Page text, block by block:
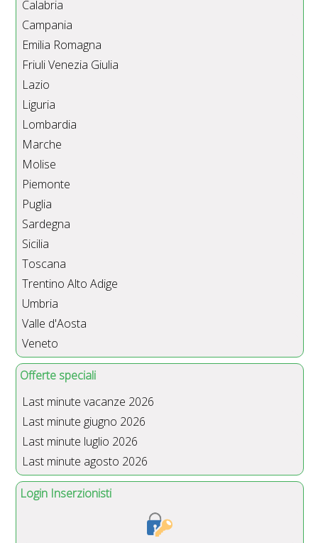
Calabria
Campania
Emilia Romagna
Friuli Venezia Giulia
Lazio
Liguria
Lombardia
Marche
Molise
Piemonte
Puglia
Sardegna
Sicilia
Toscana
Trentino Alto Adige
Umbria
Valle d'Aosta
Veneto
Offerte speciali
Last minute vacanze 2026
Last minute giugno 2026
Last minute luglio 2026
Last minute agosto 2026
Login Inserzionisti